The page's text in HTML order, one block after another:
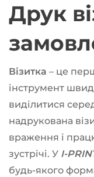
Друк
Візитка – це
інструмент
виділитися
надрукована
враження і
зустрічі. У I-
будь-якого